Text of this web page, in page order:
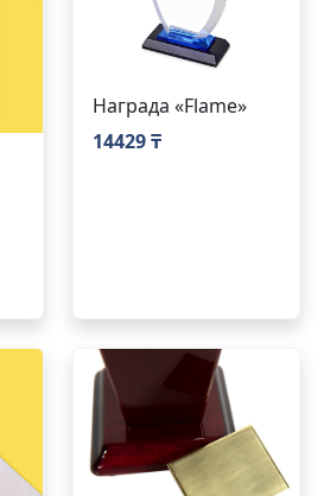
Награда «Flame»
14429 ₸